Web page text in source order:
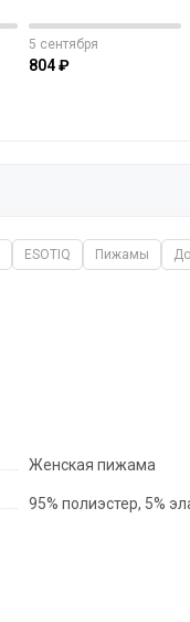
5 сентября
804 ₽
ESOTIQ Пижамы
Женская пижама
95% полиэстер, 5%